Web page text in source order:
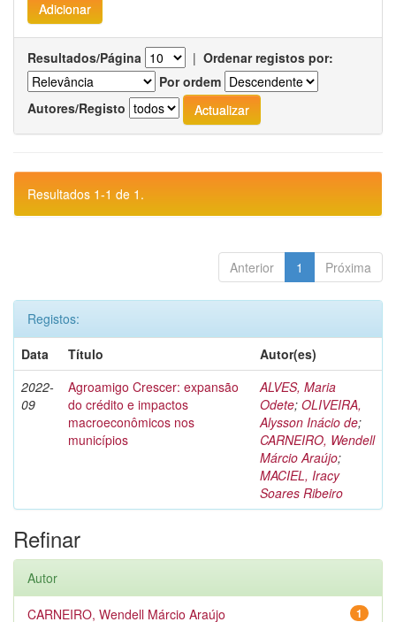
Resultados/Página | Ordenar registos por:
Por ordem
Autores/Registo
Resultados 1-1 de 1.
Anterior 1 Próxima
Registos:
Data
Título
Autor(es)
2022-
09
Agroamigo Crescer: expansão
do crédito e impactos
macroeconômicos nos
municípios
ALVES, Maria
Odete; OLIVEIRA,
Alysson Inácio de;
CARNEIRO, Wendell
Márcio Araújo;
MACIEL, Iracy
Soares Ribeiro
Refinar
Autor
1
CARNEIRO, Wendell Márcio Araújo